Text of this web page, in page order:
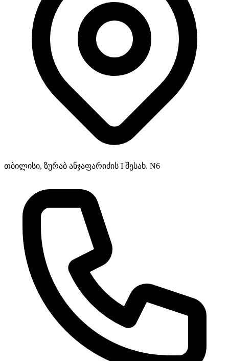
თბილისი, ზურაბ ანჯაფარიძის I შესახ. N6